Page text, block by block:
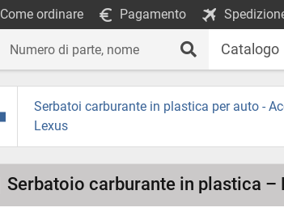
Come ordinare Pagamento
Catalogo
Serbatoi carburante in plastica per auto -
Lexus
Serbatoio carburante in plastica